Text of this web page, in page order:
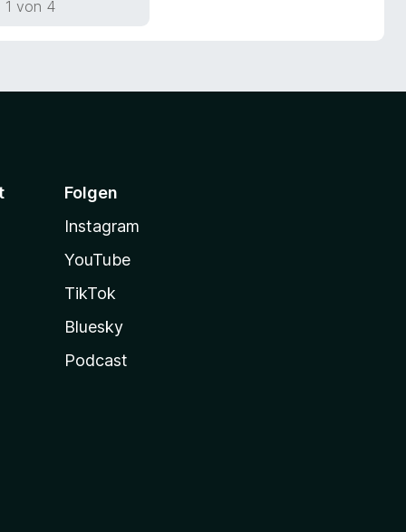
1 von 4
Folgen
Instagram
YouTube
TikTok
Bluesky
Podcast